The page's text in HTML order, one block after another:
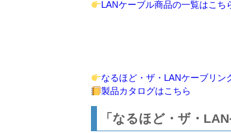
LANケーブル商品の一覧はこち
なるほど・ザ・LANケーブリン
製品カタログはこちら
「なるほど・ザ・